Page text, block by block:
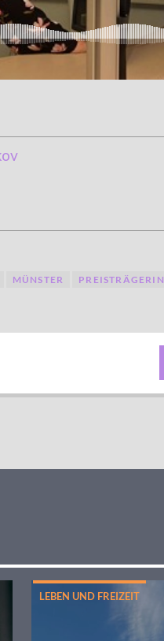
MÜNSTER PREISTRÄGERIN
LEBEN UND FREIZEIT